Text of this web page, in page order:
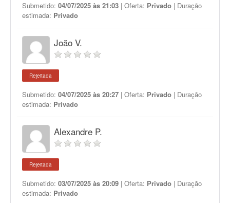
Submetido: 04/07/2025 às 21:03 | Oferta: Privado | Duração
estimada: Privado
João V.
Rejeitada
Submetido: 04/07/2025 às 20:27 | Oferta: Privado | Duração
estimada: Privado
Alexandre P.
Rejeitada
Submetido: 03/07/2025 às 20:09 | Oferta: Privado | Duração
estimada: Privado